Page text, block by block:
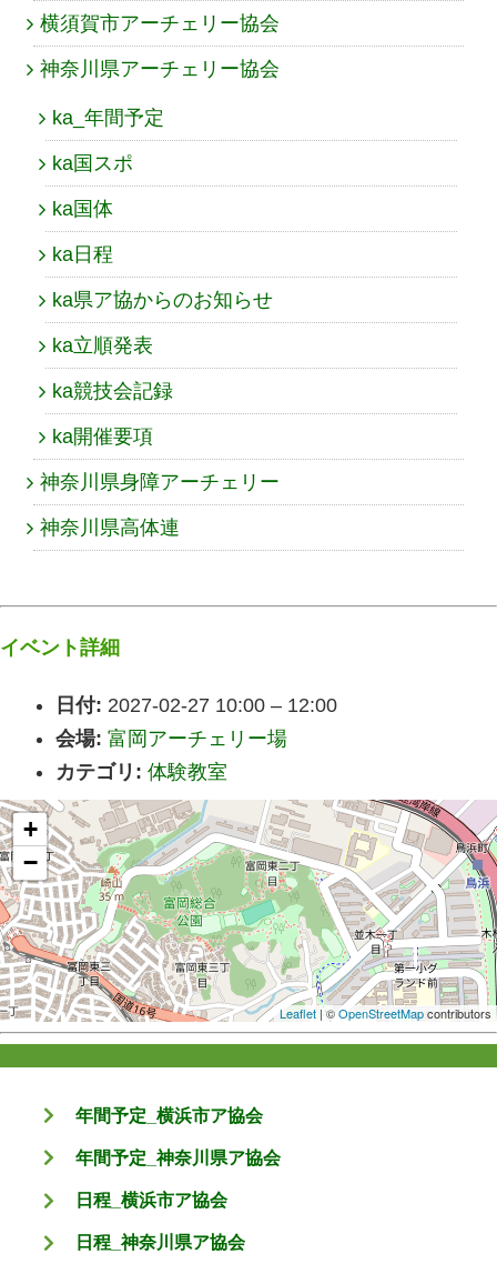
横須賀市アーチェリー協会
神奈川県アーチェリー協会
ka_年間予定
ka国スポ
ka国体
ka日程
ka県ア協からのお知らせ
ka立順発表
ka競技会記録
ka開催要項
神奈川県身障アーチェリー
神奈川県高体連
イベント詳細
日付: 2027-02-27 10:00 – 12:00
会場: 富岡アーチェリー場
カテゴリ: 体験教室
+
−
Leaflet | ©OpenStreetMapcontributors
年間予定_横浜市ア協会
年間予定_神奈川県ア協会
日程_横浜市ア協会
日程_神奈川県ア協会